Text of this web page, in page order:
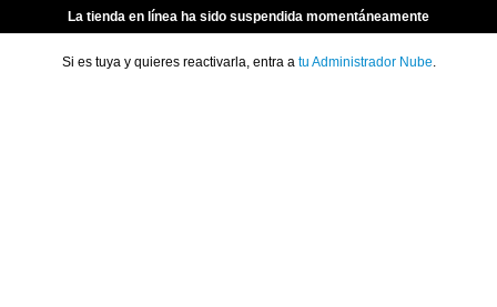
La tienda en línea ha sido suspendida momentáneamente
Si es tuya y quieres reactivarla, entra a tu Administrador Nube.